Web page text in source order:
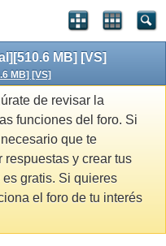
MB] [VS]
MB] [VS]
de revisar la
funciones del foro. Si
que te
respuestas y crear tus
gratis. Si quieres
el foro de tu interés